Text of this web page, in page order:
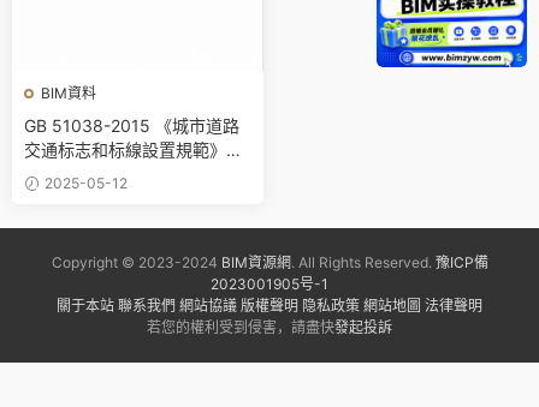
BIM資料
GB 51038-2015 《城市道路
交通标志和标線設置規範》百
度網盤PDF下載
2025-05-12
Copyright © 2023-2024 BIM資源網. All Rights Reserved. 豫ICP備
2023001905号-1
關于本站 聯系我們 網站協議 版權聲明 隐私政策 網站地圖 法律聲明
若您的權利受到侵害，請盡快發起投訴